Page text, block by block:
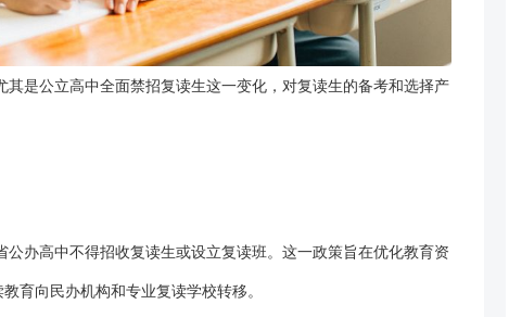
其是公立高中全面禁招复读生这一变化，对复读生的备考和选择产
公办高中不得招收复读生或设立复读班。这一政策旨在优化教育资
育向民办机构和专业复读学校转移。